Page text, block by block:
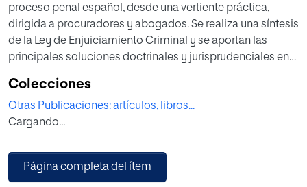
proceso penal español, desde una vertiente práctica,
dirigida a procuradores y abogados. Se realiza una síntesis
de la Ley de Enjuiciamiento Criminal y se aportan las
principales soluciones doctrinales y jurisprudenciales en
instrucción, juicio oral y ejecución de sentencia.
Colecciones
Otras Publicaciones: artículos, libros...
Cargando...
Página completa del ítem